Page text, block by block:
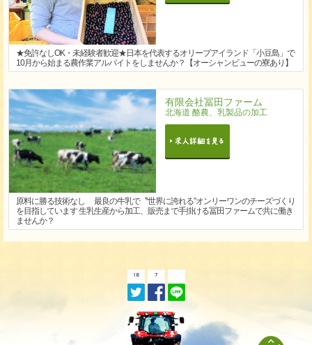
★免許なしOK・未経験者歓迎★日本を代表するオリーブアイランド「小豆島」で
10月から始まる農作業アルバイトをしませんか？【オーシャンビューの寮あり】
有限会社冨田ファーム
北海道 酪農、乳製品の加工
原料に勝る技術なし 最良の牛乳で〝世界に誇れる”オンリーワンのチーズづくり
を目指しています 生乳生産から加工、販売まで手掛ける冨田ファームで共に働き
ませんか？